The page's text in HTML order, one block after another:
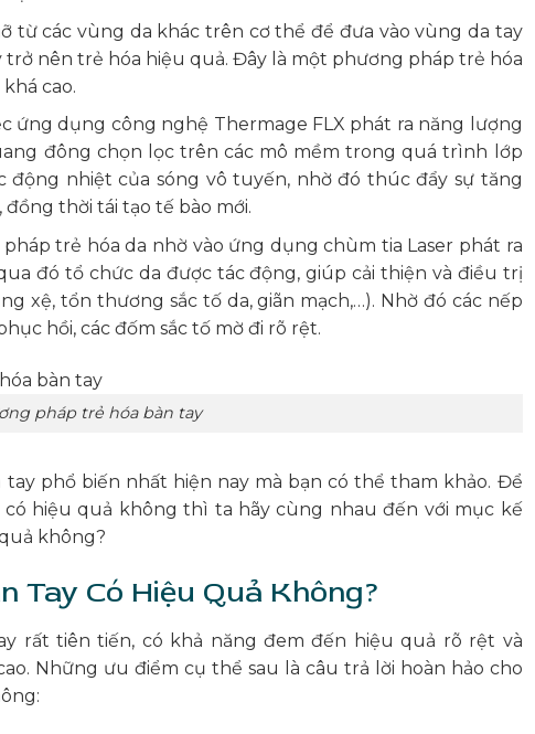
từ các vùng da khác trên cơ thể để đưa vào vùng da tay
trở nên trẻ hóa hiệu quả. Đây là một phương pháp trẻ hóa
cao.
ứng dụng công nghệ Thermage FLX phát ra năng lượng
đông chọn lọc trên các mô mềm trong quá trình lớp
động nhiệt của sóng vô tuyến, nhờ đó thúc đẩy sự tăng
thời tái tạo tế bào mới.
trẻ hóa da nhờ vào ứng dụng chùm tia Laser phát ra
đó tổ chức da được tác động, giúp cải thiện và điều trị
xệ, tổn thương sắc tố da, giãn mạch,…). Nhờ đó các nếp
hồi, các đốm sắc tố mờ đi rõ rệt.
pháp trẻ hóa bàn tay
phổ biến nhất hiện nay mà bạn có thể tham khảo. Để
hiệu quả không thì ta hãy cùng nhau đến với mục kế
không?
Tay Có Hiệu Quả Không?
rất tiên tiến, có khả năng đem đến hiệu quả rõ rệt và
Những ưu điểm cụ thể sau là câu trả lời hoàn hảo cho